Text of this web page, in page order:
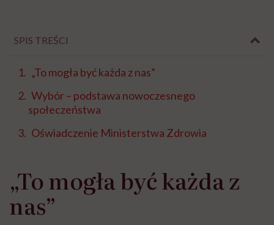
SPIS TREŚCI
„To mogła być każda z nas”
Wybór – podstawa nowoczesnego
społeczeństwa
Oświadczenie Ministerstwa Zdrowia
„To mogła być każda z
nas”